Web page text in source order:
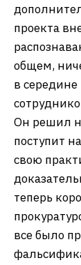
проекта
общем,
в середине
Он решил
поступит
свою
теперь
все было